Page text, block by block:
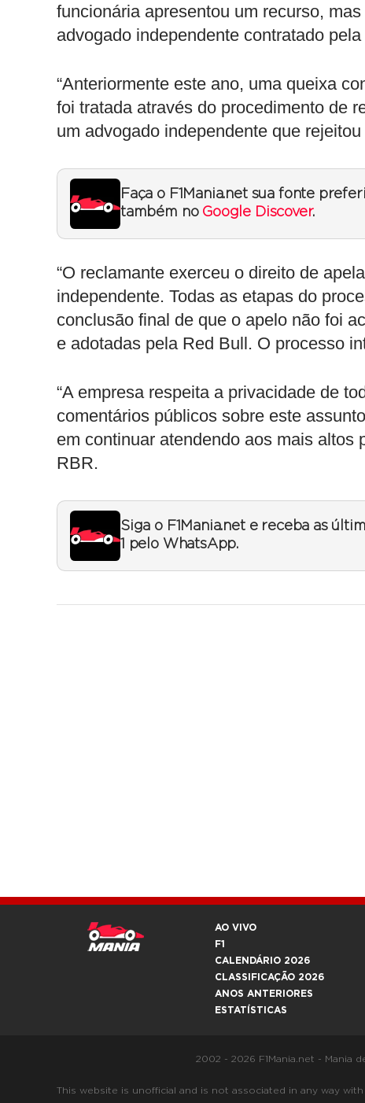
funcionária apresentou um recurso,
advogado independente contratado
“Anteriormente este ano, uma queixa
foi tratada através do procedimento de
um advogado independente que
Faça o F1Mania.net sua fonte
também no Google Discover.
“O reclamante exerceu o direito de
independente. Todas as etapas do
conclusão final de que o apelo não foi
e adotadas pela Red Bull. O processo
“A empresa respeita a privacidade de
comentários públicos sobre este
em continuar atendendo aos mais altos
RBR.
Siga o F1Mania.net e receba as
1 pelo WhatsApp.
AO VIVO
F1
CALENDÁRIO 2026
CLASSIFICAÇÃO 2026
ANOS ANTERIORES
ESTATÍSTICAS
2002 - 2026 F1Mania.net - Mania
This website is unofficial and is not associated in any way with